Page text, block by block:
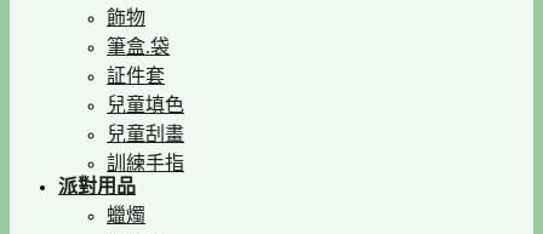
飾物
筆盒.袋
証件套
兒童填色
兒童刮畫
訓練手指
派對用品
蠟燭